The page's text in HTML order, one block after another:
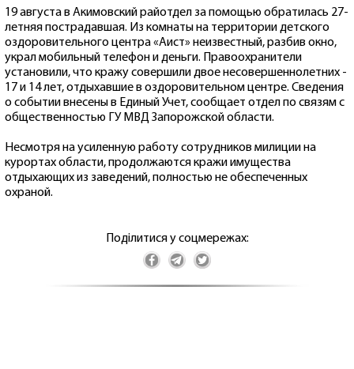
19 августа в Акимовский райотдел за помощью обратилась 27-
летняя пострадавшая. Из комнаты на территории детского
оздоровительного центра «Аист» неизвестный, разбив окно,
украл мобильный телефон и деньги. Правоохранители
установили, что кражу совершили двое несовершеннолетних -
17 и 14 лет, отдыхавшие в оздоровительном центре. Сведения
о событии внесены в Единый Учет, сообщает отдел по связям с
общественностью ГУ МВД Запорожской области.
Несмотря на усиленную работу сотрудников милиции на
курортах области, продолжаются кражи имущества
отдыхающих из заведений, полностью не обеспеченных
охраной.
Поділитися у соцмережах: